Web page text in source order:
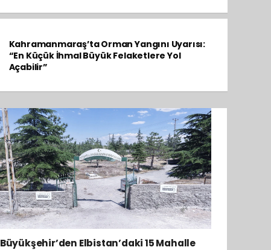
Kahramanmaraş’ta Orman Yangını Uyarısı:
“En Küçük İhmal Büyük Felaketlere Yol
Açabilir”
Büyükşehir’den Elbistan’daki 15 Mahalle